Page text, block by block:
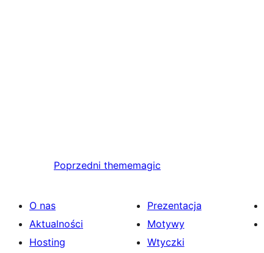
Poprzedni thememagic
O nas
Aktualności
Hosting
Prezentacja
Motywy
Wtyczki